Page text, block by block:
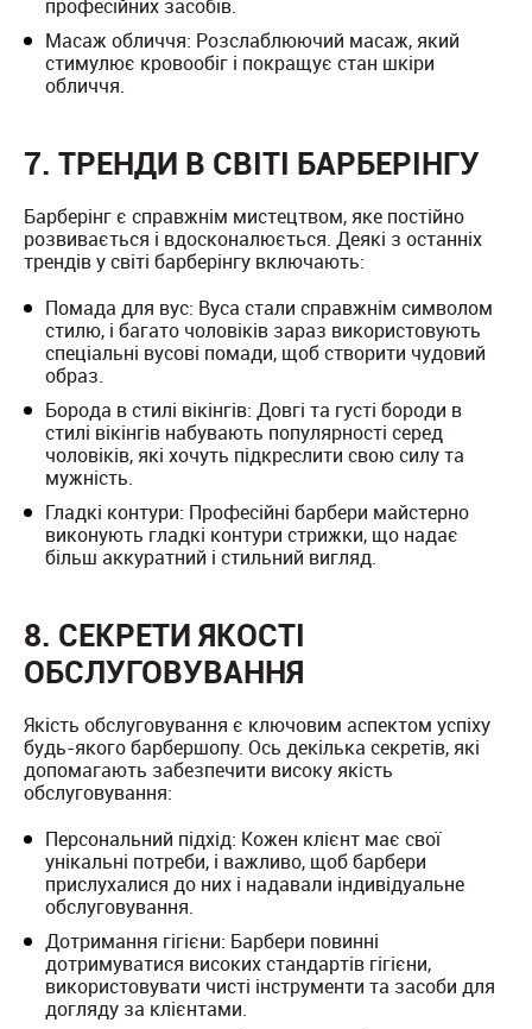
професійних засобів.
Масаж обличчя: Розслаблюючий масаж, який
стимулює кровообіг і покращує стан шкіри
обличчя.
7. ТРЕНДИ В СВІТІ БАРБЕРІНГУ
Барберінг є справжнім мистецтвом, яке постійно
розвивається і вдосконалюється. Деякі з останніх
трендів у світі барберінгу включають:
Помада для вус: Вуса стали справжнім символом
стилю, і багато чоловіків зараз використовують
спеціальні вусові помади, щоб створити чудовий
образ.
Борода в стилі вікінгів: Довгі та густі бороди в
стилі вікінгів набувають популярності серед
чоловіків, які хочуть підкреслити свою силу та
мужність.
Гладкі контури: Професійні барбери майстерно
виконують гладкі контури стрижки, що надає
більш аккуратний і стильний вигляд.
8. СЕКРЕТИ ЯКОСТІ
ОБСЛУГОВУВАННЯ
Якість обслуговування є ключовим аспектом успіху
будь-якого барбершопу. Ось декілька секретів, які
допомагають забезпечити високу якість
обслуговування:
Персональний підхід: Кожен клієнт має свої
унікальні потреби, і важливо, щоб барбери
прислухалися до них і надавали індивідуальне
обслуговування.
Дотримання гігієни: Барбери повинні
дотримуватися високих стандартів гігієни,
використовувати чисті інструменти та засоби для
догляду за клієнтами.